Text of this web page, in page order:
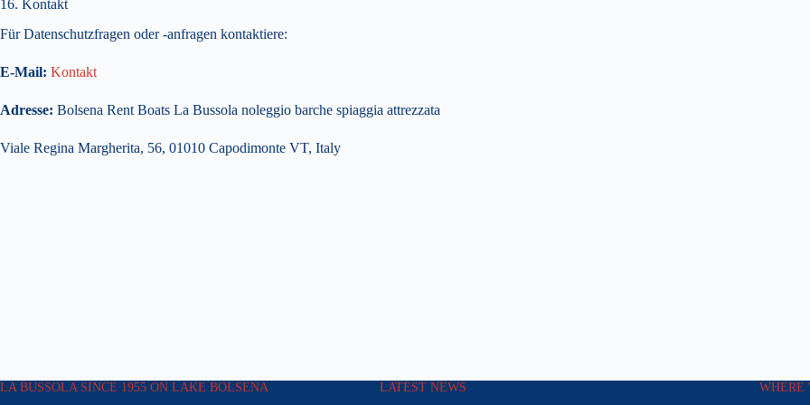
16. Kontakt
Für Datenschutzfragen oder -anfragen kontaktiere:
E-Mail: Kontakt
Adresse: Bolsena Rent Boats La Bussola noleggio barche spiaggia attrezzata
Viale Regina Margherita, 56, 01010 Capodimonte VT, Italy
LA BUSSOLA SINCE 1955 ON LAKE BOLSENA LATEST NEWS WHERE